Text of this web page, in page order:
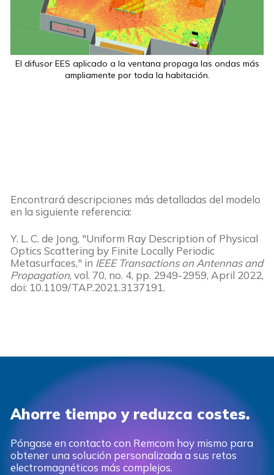
El difusor EES aplicado a la ventana propaga las ondas más
ampliamente por toda la habitación.
Encontrará descripciones más detalladas del modelo
en la siguiente referencia:
Y. L. C. de Jong, "Uniform Ray Description of Physical
Optics Scattering by Finite Locally Periodic
Metasurfaces," in IEEE Transactions on Antennas and
Propagation, vol. 70, no. 4, pp. 2949-2959, April 2022,
doi: 10.1109/TAP.2021.3137191.
Ahorre tiempo y reduzca costes.
Póngase en contacto con Remcom hoy mismo para
obtener una solución personalizada a sus retos
electromagnéticos más complejos.